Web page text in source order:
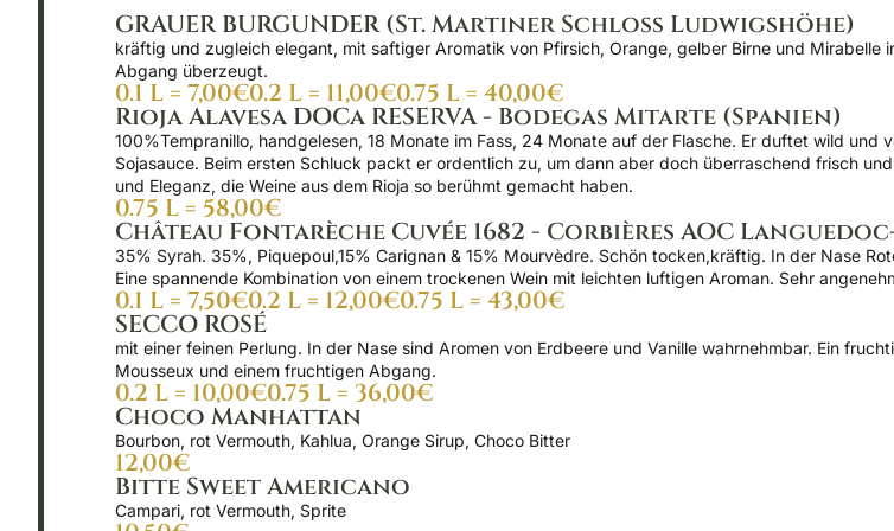
GRAUER BURGUNDER (St. Martiner Schloß Ludwigshöhe)
kräftig und zugleich elegant, mit saftiger Aromatik von Pfirsich, Orange, gelber Birne und Mirabelle
Abgang überzeugt.
0.1 L = 7,00€0.2 L = 11,00€0.75 L = 40,00€
Rioja Alavesa DOCa RESERVA - Bodegas Mitarte (Spanien)
100%Tempranillo, handgelesen, 18 Monate im Fass, 24 Monate auf der Flasche. Er duftet wild
Sojasauce. Beim ersten Schluck packt er ordentlich zu, um dann aber doch überraschend frisch
und Eleganz, die Weine aus dem Rioja so berühmt gemacht haben.
0.75 L = 58,00€
Château Fontarèche Cuvée 1682 - Corbières AOC
35% Syrah. 35%, Piquepoul,15% Carignan & 15% Mourvèdre. Schön tocken,kräftig. In der Nase
Eine spannende Kombination von einem trockenen Wein mit leichten luftigen Aroman. Sehr
0.1 L = 7,50€0.2 L = 12,00€0.75 L = 43,00€
SECCO ROSÉ
mit einer feinen Perlung. In der Nase sind Aromen von Erdbeere und Vanille wahrnehmbar. Ein
Mousseux und einem fruchtigen Abgang.
0.2 L = 10,00€0.75 L = 36,00€
Choco Manhattan
Bourbon, rot Vermouth, Kahlua, Orange Sirup, Choco Bitter
12,00€
Bitte Sweet Americano
Campari, rot Vermouth, Sprite